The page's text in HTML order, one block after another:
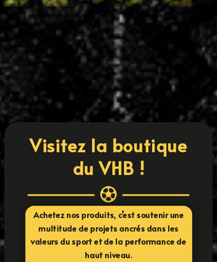
Le Villers Handball confirme une nouvelle fois la
solidité de sa formation et l'engagement de ses
collectifs avec cinq équipes qualifiées pour les
finales de la Coupe 54. Une belle performance
qui place le club parmi les plus représentés sur
cette édition. Sont en...
LIRE PLUS
« ENTRÉES PRÉCÉDENTES
ENTRÉES SUIVANTES »
Visitez la boutique
du VHB !

Achetez nos produits, c’est soutenir une
multitude de projets ancrés dans les
valeurs du sport et de la performance de
haut niveau.